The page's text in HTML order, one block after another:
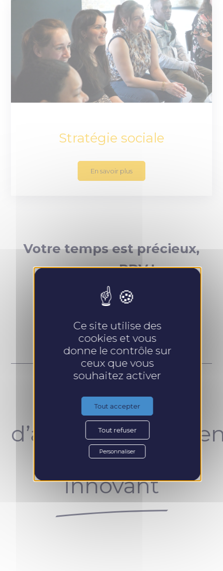
Stratégie sociale
En savoir plus
Votre temps est précieux,
prenez RDV !
Un concept
unique et
innovant
Ce site utilise des
cookies et vous
donne le contrôle sur
ceux que vous
souhaitez activer
Tout accepter
Tout refuser
Personnaliser